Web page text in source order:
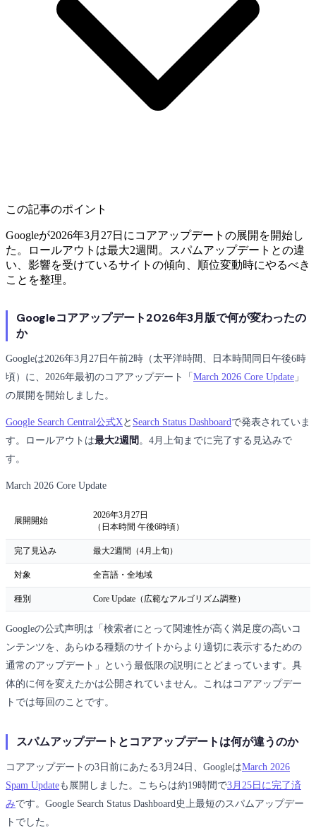
この記事のポイント
Googleが2026年3月27日にコアアップデートの展開を開始し
た。ロールアウトは最大2週間。スパムアップデートとの違
い、影響を受けているサイトの傾向、順位変動時にやるべき
ことを整理。
Googleコアアップデート2026年3月版で何が変わったの
か
Googleは2026年3月27日午前2時（太平洋時間、日本時間同日午後6時
頃）に、2026年最初のコアアップデート「 March 2026 Core Update 」
の展開を開始しました。
Google Search Central公式X と Search Status Dashboard で発表されていま
す。ロールアウトは最大2週間 。4月上旬までに完了する見込みで
す。
March 2026 Core Update
展開開始
2026年3月27日
（日本時間 午後6時頃）
完了見込み 最大2週間（4月上旬）
対象 全言語・全地域
種別 Core Update（広範なアルゴリズム調整）
Googleの公式声明は「検索者にとって関連性が高く満足度の高いコ
ンテンツを、あらゆる種類のサイトからより適切に表示するための
通常のアップデート」という最低限の説明にとどまっています。具
体的に何を変えたかは公開されていません。これはコアアップデー
トでは毎回のことです。
スパムアップデートとコアアップデートは何が違うのか
コアアップデートの3日前にあたる3月24日、GoogleはMarch 2026
Spam Updateも展開しました。こちらは約19時間で3月25日に完了済
みです。Google Search Status Dashboard史上最短のスパムアップデー
トでした。